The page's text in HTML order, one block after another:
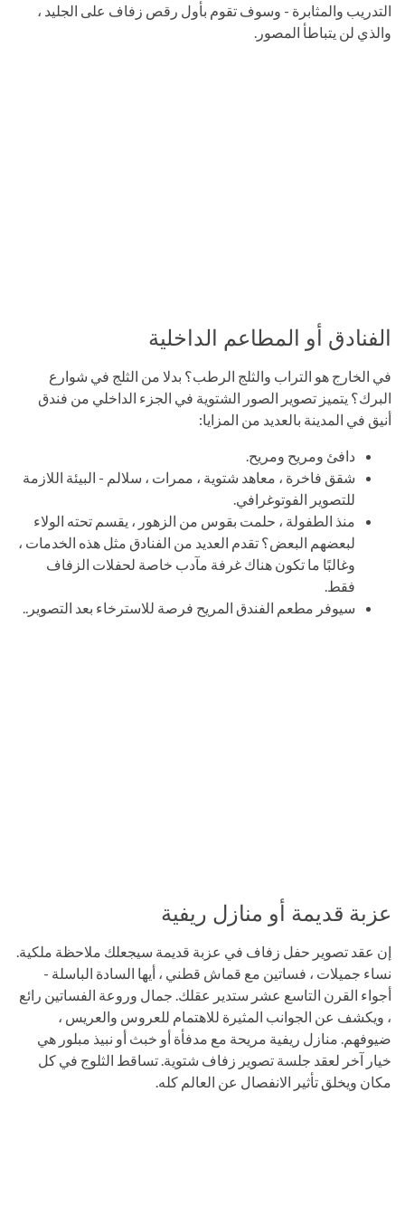
التدريب والمثابرة - وسوف تقوم بأول رقص زفاف على الجليد ،
والذي لن يتباطأ المصور.
الفنادق أو المطاعم الداخلية
في الخارج هو التراب والثلج الرطب؟ بدلا من الثلج في شوارع
البرك؟ يتميز تصوير الصور الشتوية في الجزء الداخلي من فندق
أنيق في المدينة بالعديد من المزايا:
دافئ ومريح ومريح.
شقق فاخرة ، معاهد شتوية ، ممرات ، سلالم - البيئة اللازمة
للتصوير الفوتوغرافي.
منذ الطفولة ، حلمت بقوس من الزهور ، يقسم تحته الولاء
لبعضهم البعض؟ تقدم العديد من الفنادق مثل هذه الخدمات ،
وغالبًا ما تكون هناك غرفة مآدب خاصة لحفلات الزفاف
فقط.
سيوفر مطعم الفندق المريح فرصة للاسترخاء بعد التصوير..
عزبة قديمة أو منازل ريفية
إن عقد تصوير حفل زفاف في عزبة قديمة سيجعلك ملاحظة ملكية.
نساء جميلات ، فساتين مع قماش قطني ، أيها السادة الباسلة -
أجواء القرن التاسع عشر ستدير عقلك. جمال وروعة الفساتين رائع
، ويكشف عن الجوانب المثيرة للاهتمام للعروس والعريس ،
ضيوفهم. منازل ريفية مريحة مع مدفأة أو خبث أو نبيذ مبلور هي
خيار آخر لعقد جلسة تصوير زفاف شتوية. تساقط الثلوج في كل
مكان ويخلق تأثير الانفصال عن العالم كله.